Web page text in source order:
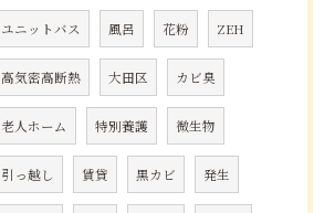
ユニットバス 風呂 花粉 ZEH
高気密高断熱 大田区 カビ臭
老人ホーム 特別養護 微生物
引っ越し 賃貸 黒カビ 発生